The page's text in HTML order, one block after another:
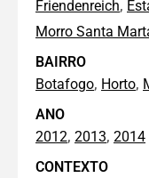
Friendenreich,
Morro Santa
BAIRRO
Botafogo, Horto,
ANO
2012, 2013, 2014
CONTEXTO